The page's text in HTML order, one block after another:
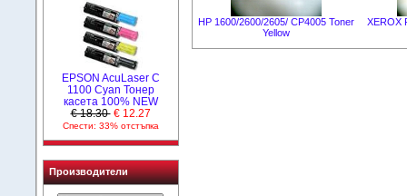
EPSON AcuLaser C
1100 Cyan Тонер
касета 100% NEW
€ 18.30 € 12.27
Спести: 33% отстъпка
Производители
HP 1600/2600/2605/ CP4005 Toner
Yellow
XEROX